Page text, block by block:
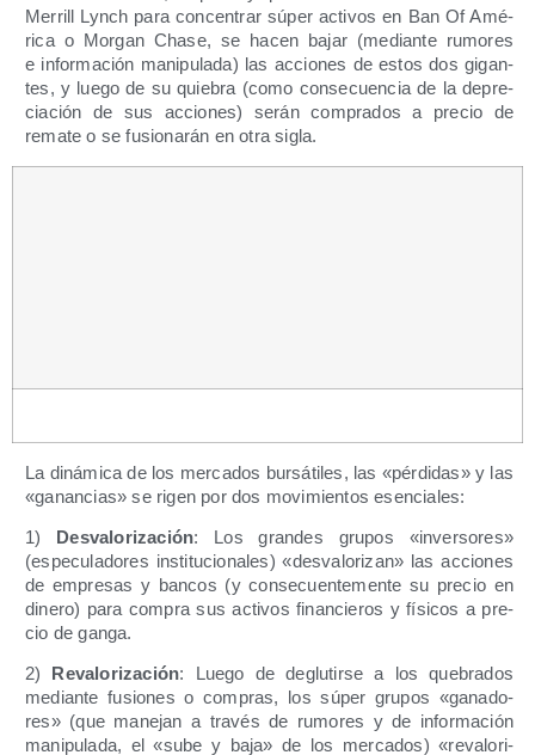
Merrill Lynch para con­cen­trar súper acti­vos en Ban Of Amé­
ri­ca o Mor­gan Cha­se, se hacen bajar (median­te rumo­res
e infor­ma­ción mani­pu­la­da) las accio­nes de estos dos gigan­
tes, y lue­go de su quie­bra (como con­se­cuen­cia de la depre­
cia­ción de sus accio­nes) serán com­pra­dos a pre­cio de
rema­te o se fusio­na­rán en otra sigla.
La diná­mi­ca de los mer­ca­dos bur­sá­ti­les, las «pér­di­das» y las
«ganan­cias» se rigen por dos movi­mien­tos esenciales:
1) Des­va­lo­ri­za­ción: Los gran­des gru­pos «inver­so­res»
(espe­cu­la­do­res ins­ti­tu­cio­na­les) «des­va­lo­ri­zan» las accio­nes
de empre­sas y ban­cos (y con­se­cuen­te­men­te su pre­cio en
dine­ro) para com­pra sus acti­vos finan­cie­ros y físi­cos a pre­
cio de ganga.
2) Reva­lo­ri­za­ción: Lue­go de deglu­tir­se a los que­bra­dos
median­te fusio­nes o com­pras, los súper gru­pos «gana­do­
res» (que mane­jan a tra­vés de rumo­res y de infor­ma­ción
mani­pu­la­da, el «sube y baja» de los mer­ca­dos) «reva­lo­ri­